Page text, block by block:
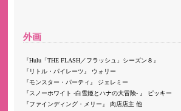
外画
Hulu「THE FLASH／フラッシュ」シーズン８
リトル・パイレーツ
ウォリー
モンスター・パーティ
ジェレミー
スノーホワイト -白雪姫とハナの大冒険-
ピッキー
ファインディング・メリー
肉店店主 他